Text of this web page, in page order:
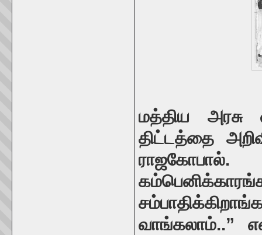
மத்திய அரசு
திட்டத்தை
வாங்கலாம்..”